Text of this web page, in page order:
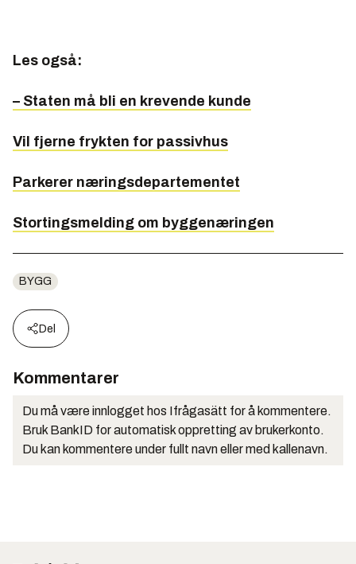
Les også:
– Staten må bli en krevende kunde
Vil fjerne frykten for passivhus
Parkerer næringsdepartementet
Stortingsmelding om byggenæringen
BYGG
Del
Kommentarer
Du må være innlogget hos Ifrågasätt for å kommentere.
Bruk BankID for automatisk oppretting av brukerkonto.
Du kan kommentere under fullt navn eller med kallenavn.